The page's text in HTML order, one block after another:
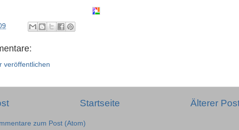
veröffentlichen
Älterer
Startseite
zum Post (Atom)